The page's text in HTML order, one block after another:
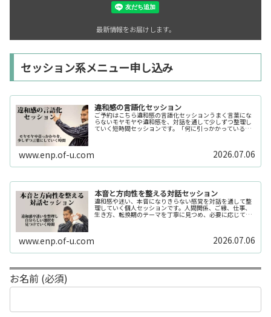
最新情報をお届けします。
セッション系メニュー申し込み
違和感の言語化セッション
ご予約はこちら違和感の言語化セッションうまく言葉にな
らないモヤモヤや違和感を、対話を通して少しずつ整理し
ていく短時間セッションです。「何に引っかかっているの
www.enp.of-u.com 2026.07.06
本音と方向性を整える対話セッション
違和感や迷い、本音になりきらない感覚を対話を通して整
理していく個人セッションです。人間関係、ご縁、仕事、
生き方、転換期のテーマを丁寧に見つめ、必要に応じてカ
www.enp.of-u.com 2026.07.06
お名前 (必須)